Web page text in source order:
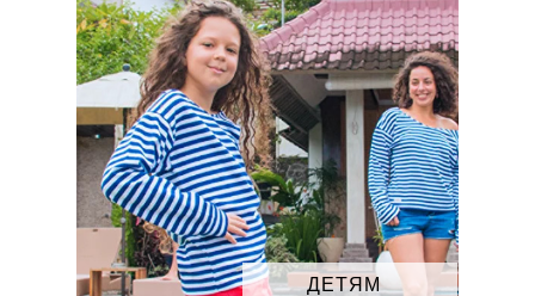
ДЕТЯМ